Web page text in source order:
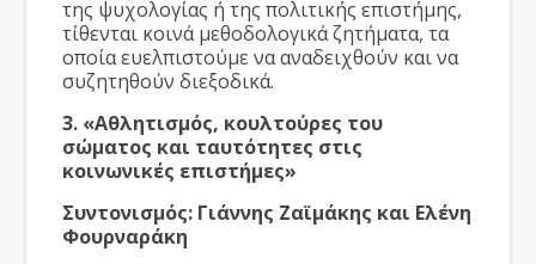
της ψυχολογίας ή της πολιτικής επιστήμης,
τίθενται κοινά μεθοδολογικά ζητήματα, τα
οποία ευελπιστούμε να αναδειχθούν και να
συζητηθούν διεξοδικά.
3. «Αθλητισμός, κουλτούρες του
σώματος και ταυτότητες στις
κοινωνικές επιστήμες»
Συντονισμός: Γιάννης Ζαϊμάκης και Ελένη
Φουρναράκη